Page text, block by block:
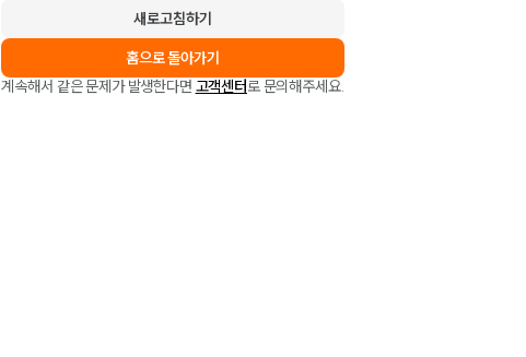
새로고침하기
홈으로 돌아가기
계속해서 같은 문제가 발생한다면 고객센터로 문의해주세요.